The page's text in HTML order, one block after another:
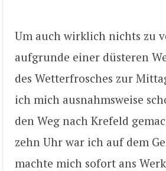
Um auch wirklich nichts zu
aufgrunde einer düsteren
des Wetterfrosches zur
ich mich ausnahmsweise
den Weg nach Krefeld
zehn Uhr war ich auf dem
machte mich sofort ans